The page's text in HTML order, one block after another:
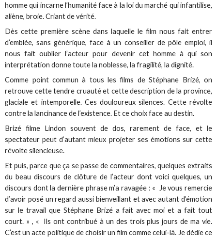
homme qui incarne l’humanité face à la loi du marché qui infantilise,
aliène, broie. Criant de vérité.
Dès cette première scène dans laquelle le film nous fait entrer
d’emblée, sans générique, face à un conseiller de pôle emploi, il
nous fait oublier l’acteur pour devenir cet homme à qui son
interprétation donne toute la noblesse, la fragilité, la dignité.
Comme point commun à tous les films de Stéphane Brizé, on
retrouve cette tendre cruauté et cette description de la province,
glaciale et intemporelle. Ces douloureux silences. Cette révolte
contre la lancinance de l’existence. Et ce choix face au destin.
Brizé filme Lindon souvent de dos, rarement de face, et le
spectateur peut d’autant mieux projeter ses émotions sur cette
révolte silencieuse.
Et puis, parce que ça se passe de commentaires, quelques extraits
du beau discours de clôture de l’acteur dont voici quelques, un
discours dont la dernière phrase m’a ravagée : « Je vous remercie
d’avoir posé un regard aussi bienveillant et avec autant d’émotion
sur le travail que Stéphane Brizé a fait avec moi et a fait tout
court. » , « Ils ont contribué à un des trois plus jours de ma vie.
C’est un acte politique de choisir un film comme celui-là. Je dédie ce